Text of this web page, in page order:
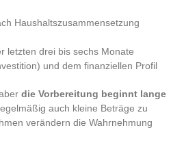
Haushaltszusammensetzung
letzten drei bis sechs Monate
und dem finanziellen Profil
die Vorbereitung beginnt lange
auch kleine Beträge zu
verändern die Wahrnehmung